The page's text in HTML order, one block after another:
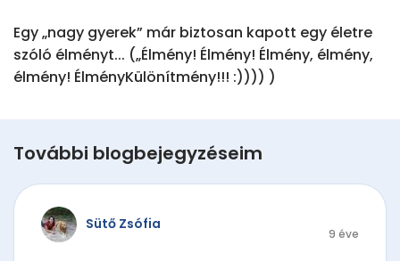
Egy „nagy gyerek” már biztosan kapott egy életre
szóló élményt... („Élmény! Élmény! Élmény, élmény,
élmény! ÉlményKülönítmény!!! :)))) )
További blogbejegyzéseim
Sütő Zsófia
9 éve